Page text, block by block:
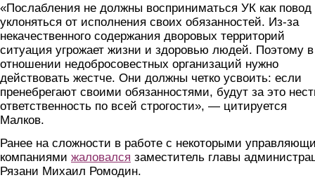
«Послабления не должны восприниматься УК как повод
уклоняться от исполнения своих обязанностей. Из-за
некачественного содержания дворовых территорий
ситуация угрожает жизни и здоровью людей. Поэтому в
отношении недобросовестных организаций нужно
действовать жестче. Они должны четко усвоить: если
пренебрегают своими обязанностями, будут за это
ответственность по всей строгости», — цитируется
Малков.
Ранее на сложности в работе с некоторыми
компаниями жаловался заместитель главы
Рязани Михаил Ромодин.